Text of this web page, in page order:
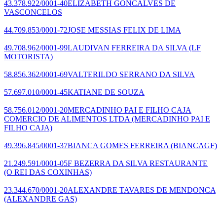
43.378.922/0001-40ELIZABETH GONCALVES DE
VASCONCELOS
44.709.853/0001-72JOSE MESSIAS FELIX DE LIMA
49.708.962/0001-99LAUDIVAN FERREIRA DA SILVA (LF
MOTORISTA)
58.856.362/0001-69VALTERILDO SERRANO DA SILVA
57.697.010/0001-45KATIANE DE SOUZA
58.756.012/0001-20MERCADINHO PAI E FILHO CAJA
COMERCIO DE ALIMENTOS LTDA (MERCADINHO PAI E
FILHO CAJA)
49.396.845/0001-37BIANCA GOMES FERREIRA (BIANCAGF)
21.249.591/0001-05F BEZERRA DA SILVA RESTAURANTE
(O REI DAS COXINHAS)
23.344.670/0001-20ALEXANDRE TAVARES DE MENDONCA
(ALEXANDRE GAS)